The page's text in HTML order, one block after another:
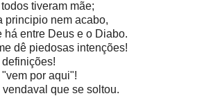
tiveram mãe;
principio nem acabo,
há entre Deus e o Diabo.
dê piedosas intenções!
por aqui"!
que se soltou.